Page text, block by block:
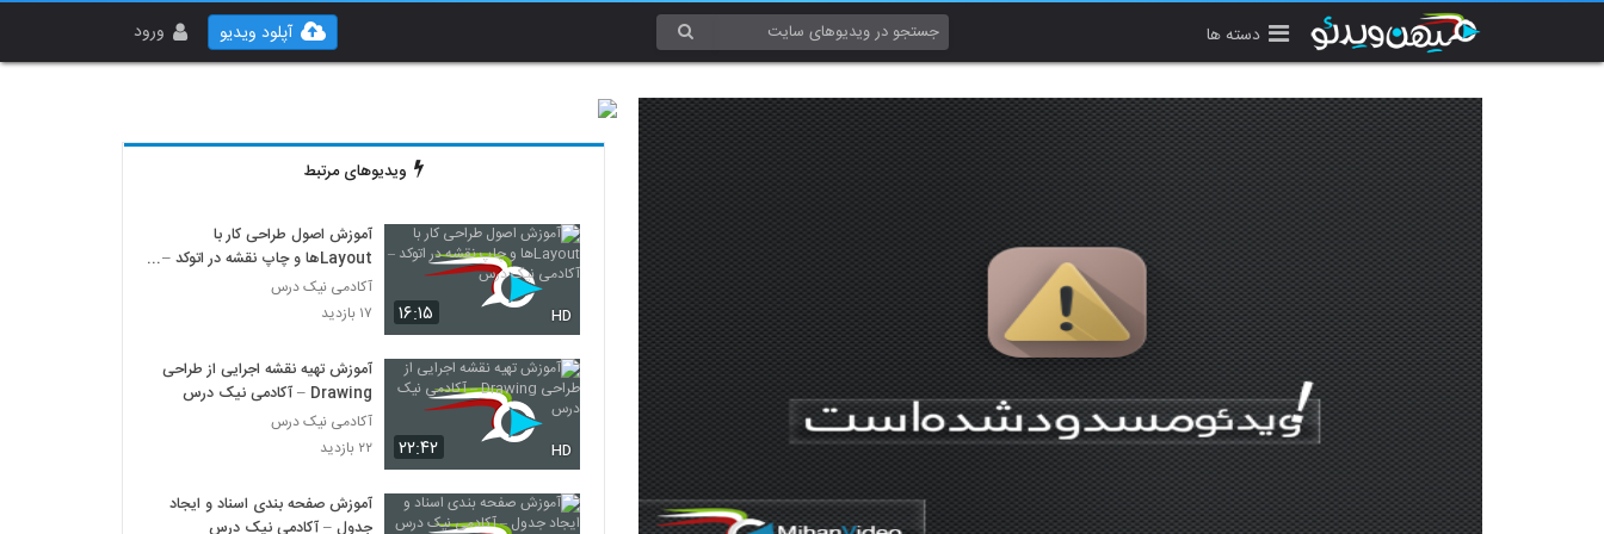
دسته ها ورود آپلود ویدیو
ویدیوهای مرتبط
۱۶:۱۵ HD
آموزش اصول طراحی کار با
Layoutها و چاپ نقشه در اتوکد –
آکادمی نیک درس
آکادمی نیک درس
۱۷ بازدید
۲۲:۴۲ HD
آموزش تهیه نقشه اجرایی از طراحی
Drawing – آکادمی نیک درس
آکادمی نیک درس
۲۲ بازدید
آموزش صفحه بندی اسناد و ایجاد
جدول – آکادمی نیک درس